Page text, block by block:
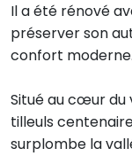
Il a été rénové
préserver son
confort moderne.
Situé au cœur du
tilleuls
surplombe la